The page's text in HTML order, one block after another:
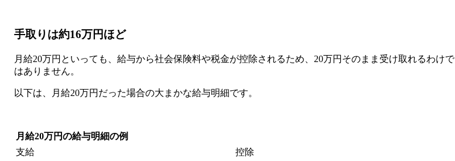
手取りは約16万円ほど
月給20万円といっても、給与から社会保険料や税金が控除されるため、20万円そのまま受け取れるわけで
はありません。
以下は、月給20万円だった場合の大まかな給与明細です。
月給20万円の給与明細の例
支給
控除